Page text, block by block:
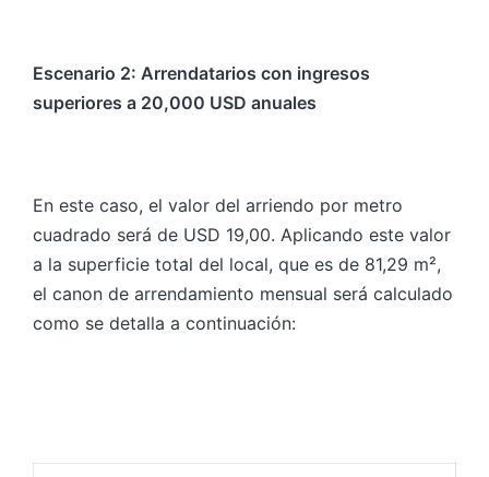
Escenario 2: Arrendatarios con ingresos
superiores a 20,000 USD anuales
En este caso, el valor del arriendo por metro
cuadrado será de USD 19,00. Aplicando este valor
a la superficie total del local, que es de 81,29 m²,
el canon de arrendamiento mensual será calculado
como se detalla a continuación: